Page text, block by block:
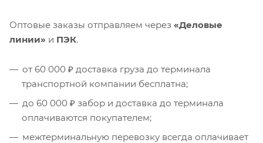
Оптовые заказы отправляем через «Деловые
линии» и ПЭК.
от 60 000 ₽ доставка груза до терминала
транспортной компании бесплатна;
до 60 000 ₽ забор и доставка до терминала
оплачиваются покупателем;
межтерминальную перевозку всегда оплачивает